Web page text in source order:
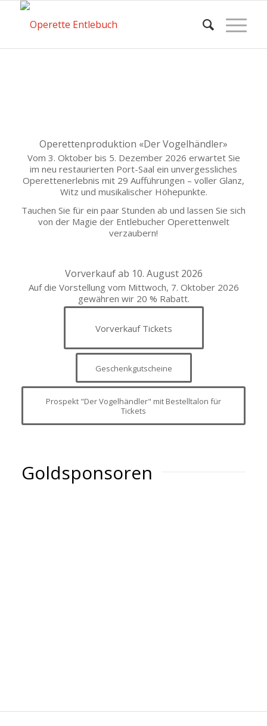
Operettenproduktion «Der Vogelhändler»
Vom 3. Oktober bis 5. Dezember 2026 erwartet Sie
im neu restaurierten Port-Saal ein unvergessliches
Operettenerlebnis mit 29 Aufführungen – voller Glanz,
Witz und musikalischer Höhepunkte.
Tauchen Sie für ein paar Stunden ab und lassen Sie sich
von der Magie der Entlebucher Operettenwelt
verzaubern!
Vorverkauf ab 10. August 2026
Auf die Vorstellung vom Mittwoch, 7. Oktober 2026
gewähren wir 20 % Rabatt.
Vorverkauf Tickets
Geschenkgutscheine
Prospekt "Der Vogelhändler" mit Bestelltalon für
Tickets
Goldsponsoren